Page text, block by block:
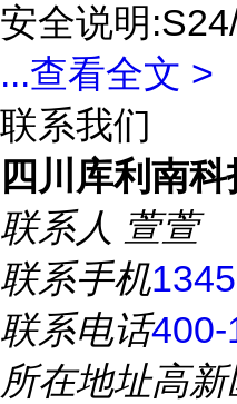
安全说明
...查看全文 >
联系我们
四川库利南
联系人 萱萱
联系手机
联系电话400-
所在地址高新